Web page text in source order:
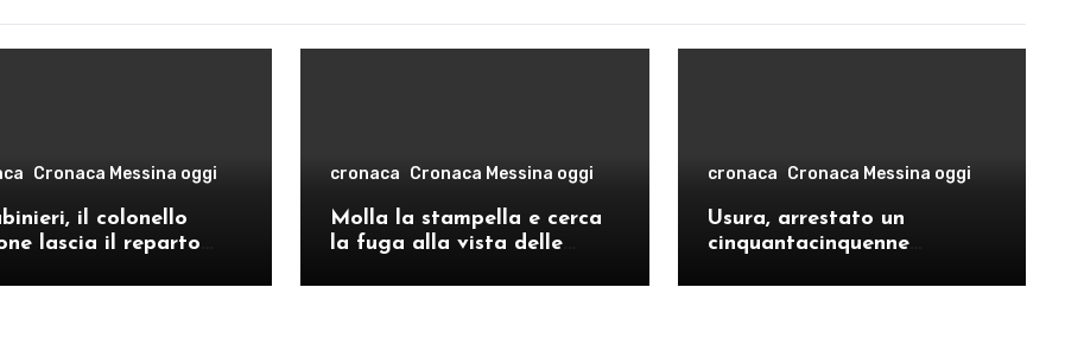
Cronaca Messina oggi
il colonello
lascia il reparto
provinciale di
cronaca Cronaca Messina oggi
Molla la stampella e cerca
la fuga alla vista delle
Re
cronaca Cronaca Messina oggi
Usura, arrestato un
cinquantacinquenne